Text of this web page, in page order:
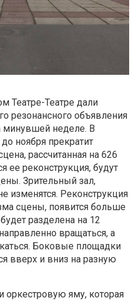
Театре-Театре дали
резонансного объявления
минувшей неделе. В
ноября прекратит
рассчитанная на 626
ее реконструкция, будут
Зрительный зал,
изменятся. Реконструкция
сцены, появится больше
разделена на 12
вращаться, а
Боковые площадки
вверх и вниз на разную
оркестровую яму, которая